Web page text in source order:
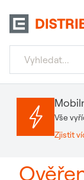
Vše
Zjistit